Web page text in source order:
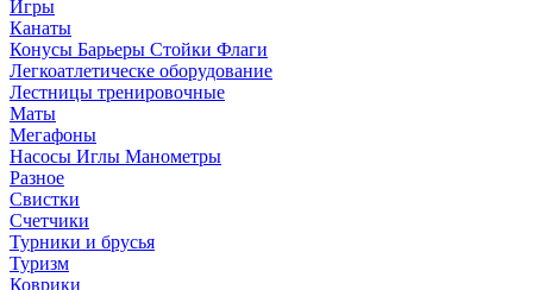
Игры
Канаты
Конусы Барьеры Стойки Флаги
Легкоатлетическе оборудование
Лестницы тренировочные
Маты
Мегафоны
Насосы Иглы Манометры
Разное
Свистки
Счетчики
Турники и брусья
Туризм
Коврики